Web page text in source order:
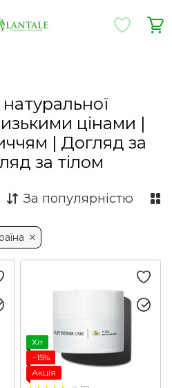
цінами |
| Догляд за
за тілом
За популярністю
Хіт
−15%
Акція